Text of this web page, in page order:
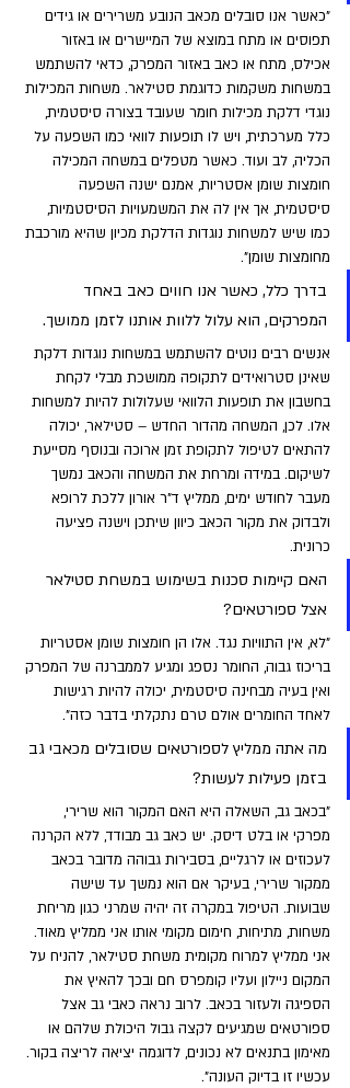
"כאשר אנו סובלים מכאב הנובע משרירים או גידים
תפוסים או מתח במוצא של המיישרים או באזור
אכילס, מתח או כאב באזור המפרק, כדאי להשתמש
במשחות משקמות כדוגמת סטילאר. משחות המכילות
נוגדי דלקת מכילות חומר שעובד בצורה סיסטמית,
כלל מערכתית, ויש לו תופעות לוואי כמו השפעה על
הכליה, לב ועוד. כאשר מטפלים במשחה המכילה
חומצות שומן אסטריות, אמנם ישנה השפעה
סיסטמית, אך אין לה את המשמעויות הסיסטמיות,
כמו שיש למשחות נוגדות הדלקת מכיון שהיא מורכבת
מחומצות שומן".
בדרך כלל, כאשר אנו חווים כאב באחד
המפרקים, הוא עלול ללוות אותנו לזמן ממושך.
אנשים רבים נוטים להשתמש במשחות נוגדות דלקת
שאינן סטרואידים לתקופה ממושכת מבלי לקחת
בחשבון את תופעות הלוואי שעלולות להיות למשחות
אלו. לכן, המשחה מהדור החדש – סטילאר, יכולה
להתאים לטיפול לתקופת זמן ארוכה ובנוסף מסייעת
לשיקום. במידה ומרחת את המשחה והכאב נמשך
מעבר לחודש ימים, ממליץ ד"ר אורון ללכת לרופא
ולבדוק את מקור הכאב כיוון שיתכן וישנה פציעה
כרונית.
האם קיימות סכנות בשימוש במשחת סטילאר
אצל ספורטאים?
"לא, אין התוויות נגד. אלו הן חומצות שומן אסטריות
בריכוז גבוה, החומר נספג ומגיע לממברנה של המפרק
ואין בעיה מבחינה סיסטמית, יכולה להיות רגישות
לאחד החומרים אולם טרם נתקלתי בדבר כזה".
מה אתה ממליץ לספורטאים שסובלים מכאבי גב
בזמן פעילות לעשות?
"בכאב גב, השאלה היא האם המקור הוא שרירי,
מפרקי או בלט דיסק. יש כאב גב מבודד, ללא הקרנה
לעכוזים או לרגליים, בסבירות גבוהה מדובר בכאב
ממקור שרירי, בעיקר אם הוא נמשך עד שישה
שבועות. הטיפול במקרה זה יהיה שמרני כגון מריחת
משחות, מתיחות, חימום מקומי אותו אני ממליץ מאוד.
אני ממליץ למרוח מקומית משחת סטילאר, להניח על
המקום ניילון ועליו קומפרס חם ובכך להאיץ את
הספיגה ולעזור בכאב. לרוב נראה כאבי גב אצל
ספורטאים שמגיעים לקצה גבול היכולת שלהם או
מאימון בתנאים לא נכונים, לדוגמה יציאה לריצה בקור.
עכשיו זו בדיוק העונה".